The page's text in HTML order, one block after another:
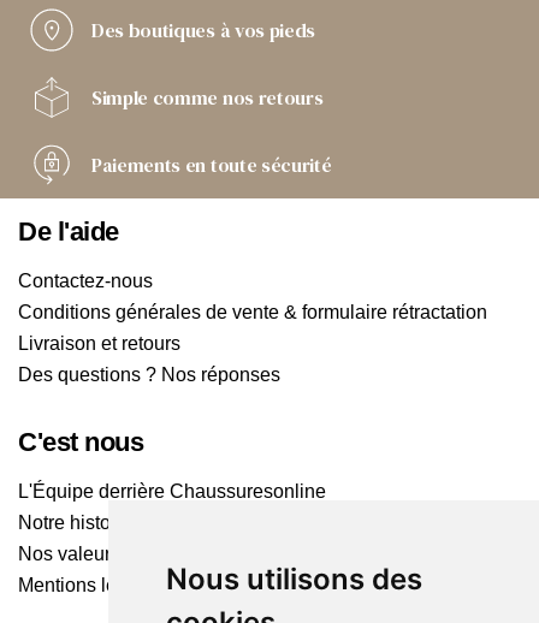
Nous utilisons des
Des boutiques à vos pieds
Simple comme nos retours
Paiements en toute sécurité
De l'aide
Contactez-nous
Conditions générales de vente & formulaire rétractation
Livraison et retours
Des questions ? Nos réponses
C'est nous
L'Équipe derrière Chaussuresonline
Notre histoire
Nos valeurs
Mentions légales